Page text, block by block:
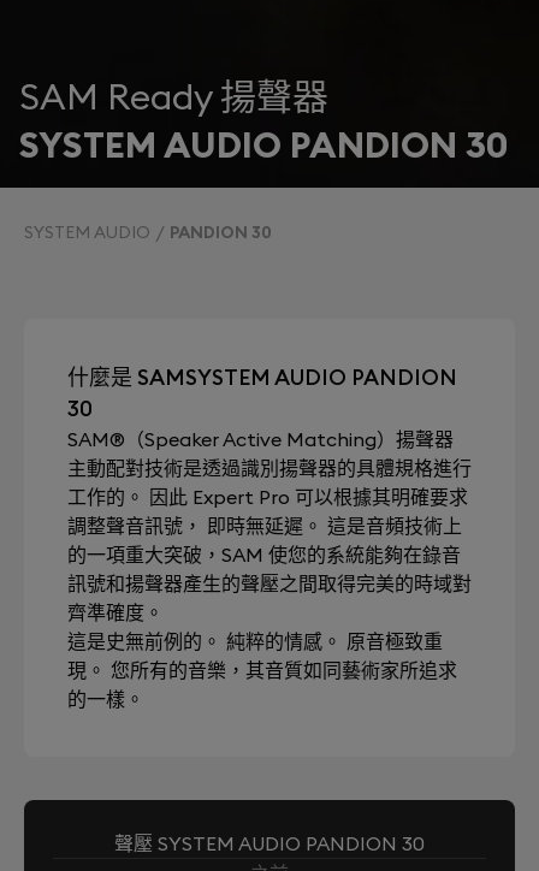
SAM Ready 揚聲器
SYSTEM AUDIO PANDION 30
SYSTEM AUDIO PANDION 30
什麼是 SAMSYSTEM AUDIO PANDION
30
SAM®（Speaker Active Matching）揚聲器
主動配對技術是透過識別揚聲器的具體規格進行
工作的。 因此 Expert Pro 可以根據其明確要求
調整聲音訊號， 即時無延遲。 這是音頻技術上
的一項重大突破，SAM 使您的系統能夠在錄音
訊號和揚聲器產生的聲壓之間取得完美的時域對
齊準確度。
這是史無前例的。 純粹的情感。 原音極致重
現。 您所有的音樂，其音質如同藝術家所追求
的一樣。
聲壓 SYSTEM AUDIO PANDION 30